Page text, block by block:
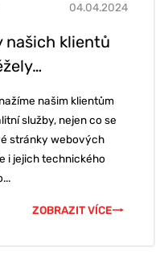
našich klientů
04.04.2024
našim klientům
služby, nejen co se
stránky webových
i jejich technického
ZOBRAZIT VÍCE